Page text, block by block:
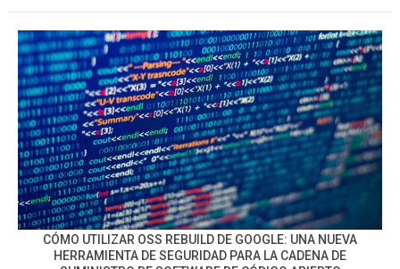
CÓMO UTILIZAR OSS REBUILD DE GOOGLE: UNA NUEVA
HERRAMIENTA DE SEGURIDAD PARA LA CADENA DE